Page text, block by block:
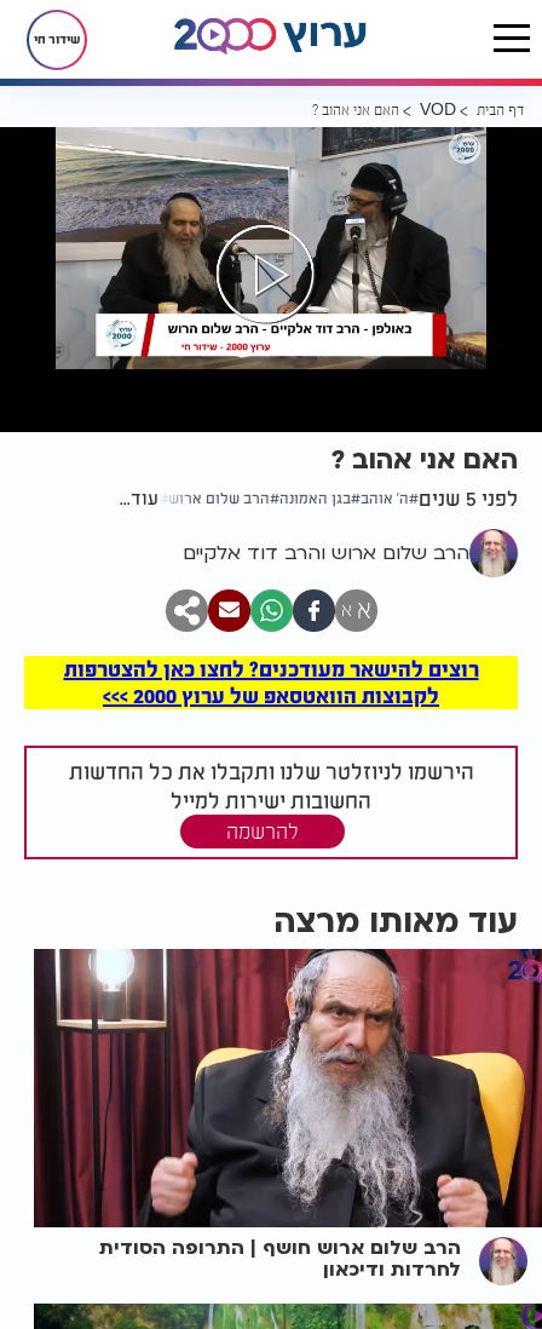
שידור חי
דף הבית VOD האם אני אהוב ?
האם אני אהוב ?
לפני 5 שנים ה' אוהב בגן האמונה הרב שלום ארוש עוד...
הרב שלום ארוש והרב דוד אלקיים
א א
רוצים להישאר מעודכנים? לחצו כאן להצטרפות
לקבוצות הוואטסאפ של ערוץ 2000 >>>
הירשמו לניוזלטר שלנו ותקבלו את כל החדשות
החשובות ישירות למייל
להרשמה
עוד מאותו מרצה
הרב שלום ארוש חושף | התרופה הסודית
לחרדות ודיכאון